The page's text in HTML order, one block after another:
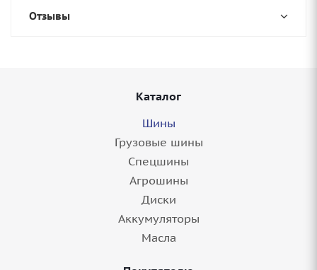
Отзывы
Каталог
Шины
Грузовые шины
Спецшины
Агрошины
Диски
Аккумуляторы
Масла